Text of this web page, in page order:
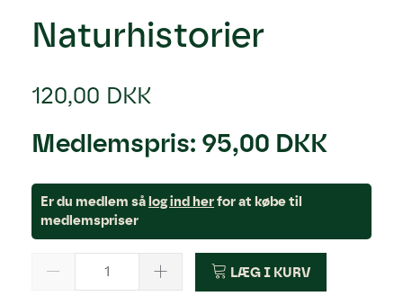
Naturhistorier
120,00 DKK
Medlemspris: 95,00 DKK
Er du medlem sålog ind herfor at købe til
medlemspriser
LÆG I KURV